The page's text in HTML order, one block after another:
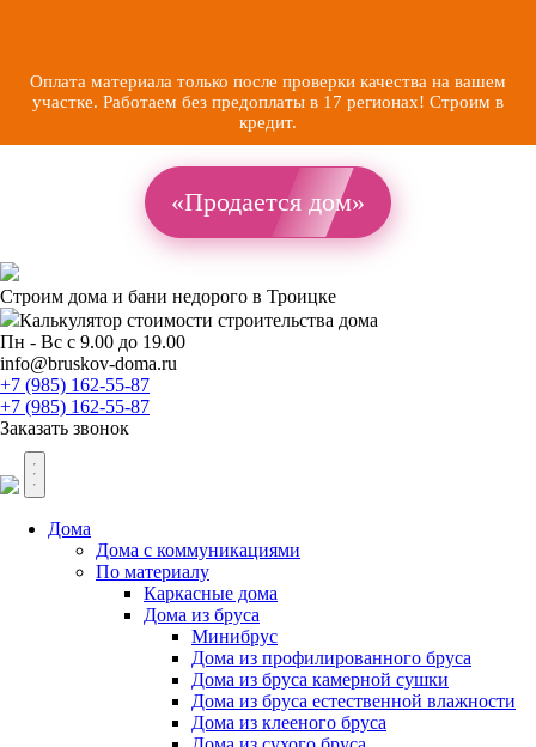
Оплата материала только после проверки качества на вашем
участке. Работаем без предоплаты в 17 регионах! Строим в
кредит.
«Продается дом»
Строим дома и бани недорого в Троицке
Калькулятор стоимости строительства дома
Пн - Вс с 9.00 до 19.00
info@bruskov-doma.ru
+7 (985) 162-55-87
+7 (985) 162-55-87
Заказать звонок
Дома
Дома с коммуникациями
По материалу
Каркасные дома
Дома из бруса
Минибрус
Дома из профилированного бруса
Дома из бруса камерной сушки
Дома из бруса естественной влажности
Дома из клееного бруса